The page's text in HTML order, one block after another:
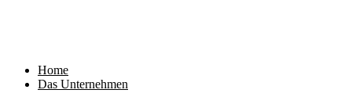
Home
Das Unternehmen